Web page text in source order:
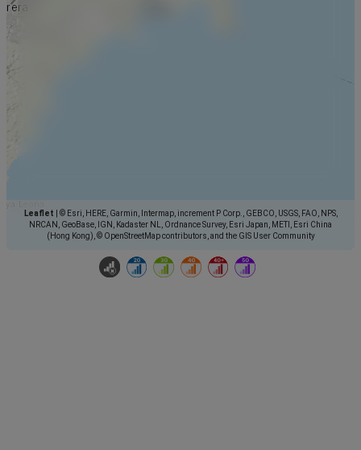
Leaflet
© Esri, HERE, Garmin, Intermap, increment P Corp., GEBCO, USGS, FAO, NPS,
NRCAN, GeoBase, IGN, Kadaster NL, Ordnance Survey, Esri Japan, METI, Esri China
(Hong Kong), © OpenStreetMap contributors, and the GIS User Community